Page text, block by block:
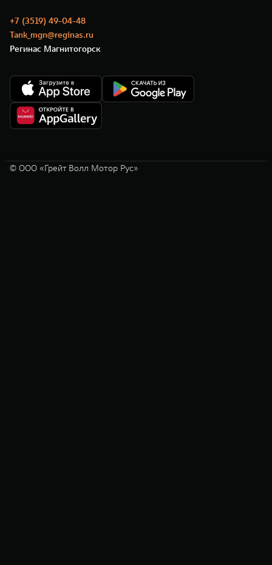
+7 (3519) 49-04-48
Tank_mgn@reginas.ru
Регинас Магнитогорск
© ООО «Грейт Волл Мотор Рус»